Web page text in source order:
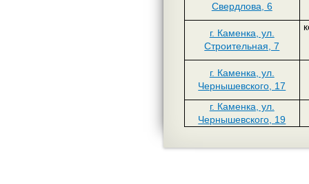
Свердлова, 6
г. Каменка, ул.
Строительная, 7
г. Каменка, ул.
Чернышевского, 17
г. Каменка, ул.
Чернышевского, 19